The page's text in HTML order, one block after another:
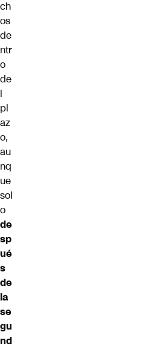
ch
os
de
ntr
o
de
l
pl
az
o,
au
nq
ue
sol
o
de
sp
ué
s
de
la
se
gu
nd